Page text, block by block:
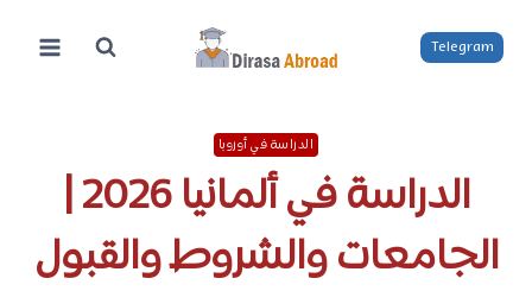
المحتوى
Telegram
الدراسة في أوروبا
الدراسة في ألمانيا 2026 |
الجامعات والشروط والقبول